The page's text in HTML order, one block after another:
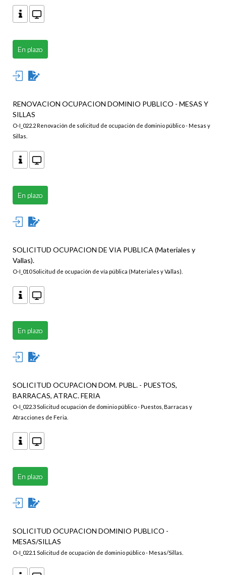
En plazo
RENOVACION OCUPACION DOMINIO PUBLICO - MESAS Y
SILLAS
O-I_022.2 Renovación de solicitud de ocupación de dominio público - Mesas y
Sillas.
En plazo
SOLICITUD OCUPACION DE VIA PUBLICA (Materiales y
Vallas).
O-I_010 Solicitud de ocupación de vía pública (Materiales y Vallas).
En plazo
SOLICITUD OCUPACION DOM. PUBL. - PUESTOS,
BARRACAS, ATRAC. FERIA
O-I_022.3 Solicitud ocupación de dominio público - Puestos, Barracas y
Atracciones de Feria.
En plazo
SOLICITUD OCUPACION DOMINIO PUBLICO -
MESAS/SILLAS
O-I_022.1 Solicitud de ocupación de dominio público - Mesas/Sillas.